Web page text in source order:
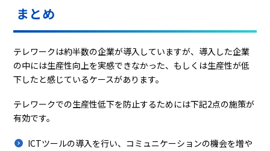
まとめ
テレワークは約半数の企業が導入していますが、導入した企業
の中には生産性向上を実感できなかった、もしくは生産性が低
下したと感じているケースがあります。
テレワークでの生産性低下を防止するためには下記2点の施策が
有効です。
ICTツールの導入を行い、コミュニケーションの機会を増や